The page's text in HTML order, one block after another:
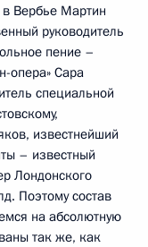
в Вербье Мартин
руководитель
пение –
опера» Сара
специальной
известнейший
– известный
Лондонского
Поэтому состав
на абсолютную
так же, как